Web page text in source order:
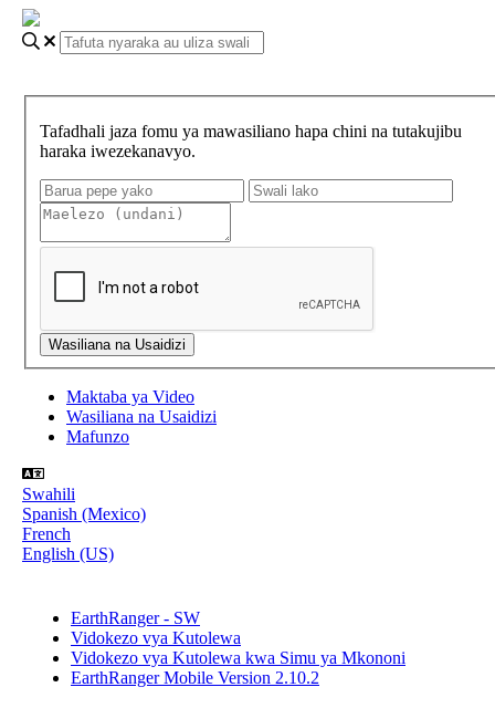
Tafadhali jaza fomu ya mawasiliano hapa chini na tutakujibu
haraka iwezekanavyo.
Maktaba ya Video
Wasiliana na Usaidizi
Mafunzo
Swahili
Spanish (Mexico)
French
English (US)
EarthRanger - SW
Vidokezo vya Kutolewa
Vidokezo vya Kutolewa kwa Simu ya Mkononi
EarthRanger Mobile Version 2.10.2